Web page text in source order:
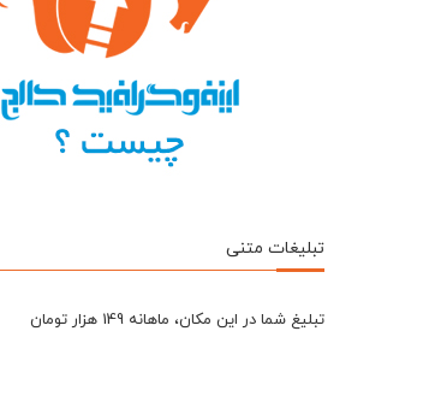
تبلیغات متنی
تبلیغ شما در این مکان، ماهانه 149 هزار تومان